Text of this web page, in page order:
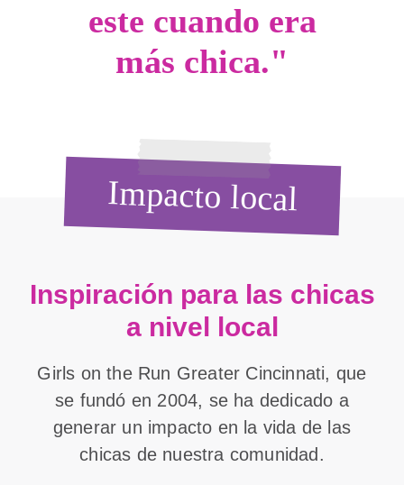
este cuando era
más chica."
Impacto local
Inspiración para las chicas
a nivel local
Girls on the Run Greater Cincinnati, que
se fundó en 2004, se ha dedicado a
generar un impacto en la vida de las
chicas de nuestra comunidad.